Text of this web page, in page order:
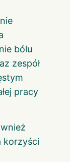
bólu
zespół
pracy
korzyści